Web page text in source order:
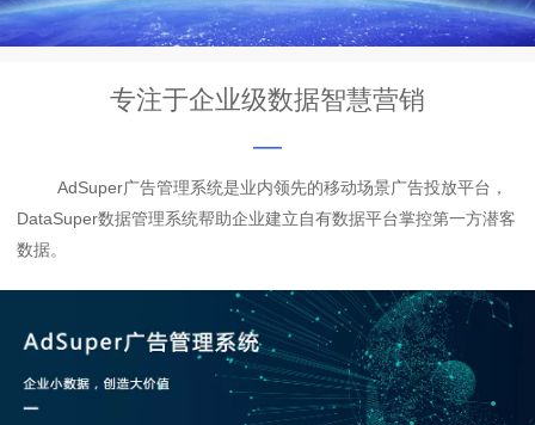
专注于企业级数据智慧营销
—
AdSuper广告管理系统是业内领先的移动场景广告投放平台，
DataSuper数据管理系统帮助企业建立自有数据平台掌控第一方潜客
数据。